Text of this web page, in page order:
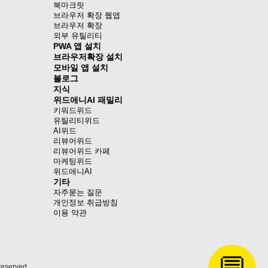
북마크릿
브라우저 확장 웹앱
브라우저 확장
외부 유틸리티
PWA 앱 설치
브라우저확장 설치
모바일 앱 설치
블로그
지식
위드애니AI 패밀리
키워드위드
유틸리티위드
AI위드
리뷰어위드
리뷰어위드 카페
마케팅위드
위드애니AI
기타
자주묻는 질문
개인정보 취급방침
이용 약관